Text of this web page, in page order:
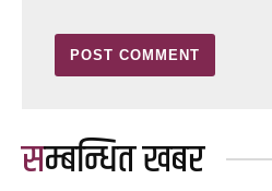
सम्बन्धित खबर